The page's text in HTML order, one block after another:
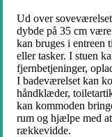
Ud over
dybde på 35 cm
kan bruges i entreen
eller tasker. I stuen
fjernbetjeninger,
I badeværelset kan
håndklæder,
kan kommoden
rum og hjælpe med
rækkevidde.